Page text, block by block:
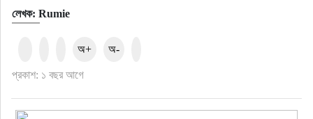
মার্কিন যুক্তরাষ্ট্র
এন্টারটেইনমেন্ট
লেখক: Rumie
প্রকাশ: ১ বছর আগে
অ+ অ-